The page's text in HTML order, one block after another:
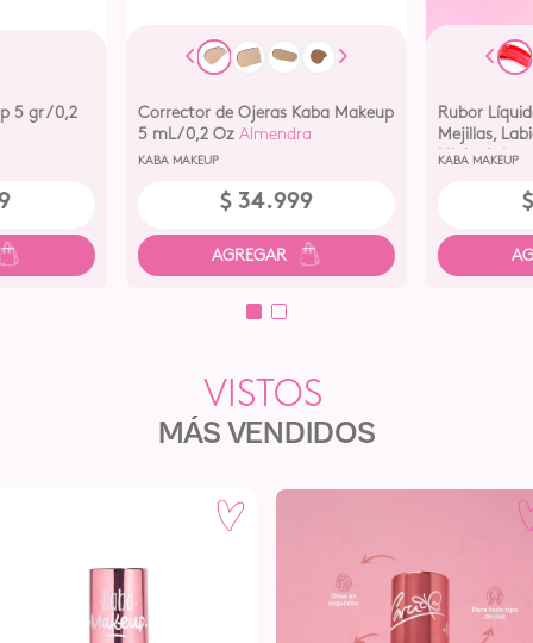
5 gr /0,2
Corrector de Ojeras Kaba Makeup
5 mL/0,2 Oz Almendra
KABA MAKEUP
$ 34.999
Rubor
Mejillas,
Hialurónico
KABA MAKEUP
$
MÁS VENDIDOS